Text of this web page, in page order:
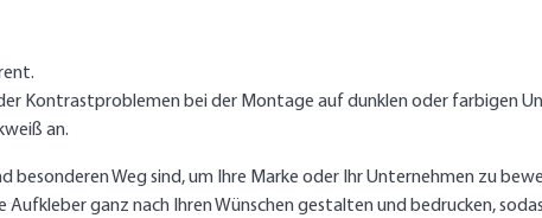
Kontrastproblemen bei der Montage auf dunklen oder farbigen
an.
besonderen Weg sind, um Ihre Marke oder Ihr Unternehmen zu
Aufkleber ganz nach Ihren Wünschen gestalten und bedrucken,